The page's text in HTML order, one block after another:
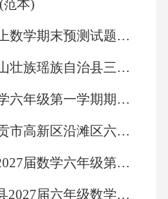
围观，使用患者个人
宜、外观中性的流质
妄想关联。进食环境
进食与患者喜爱的低
加重抵触情绪。行为
练从非言语互动开始，
逐步过渡到与固定照
范本)
武川县2027届三上数学期末预测试题含解析
2027届清远市连山壮族瑶族自治县三上数学期末考试模拟试题含解析
2027届新安县数学六年级第一学期期末经典试题含解析
2027届四川省自贡市高新区沿滩区六上数学期末考试模拟试题含解析
广西壮族玉林市2027届数学六年级第一学期期末联考模拟试题含解析
福建省龙岩市杭县2027届六年级数学第一学期期末调研模拟试题含解析